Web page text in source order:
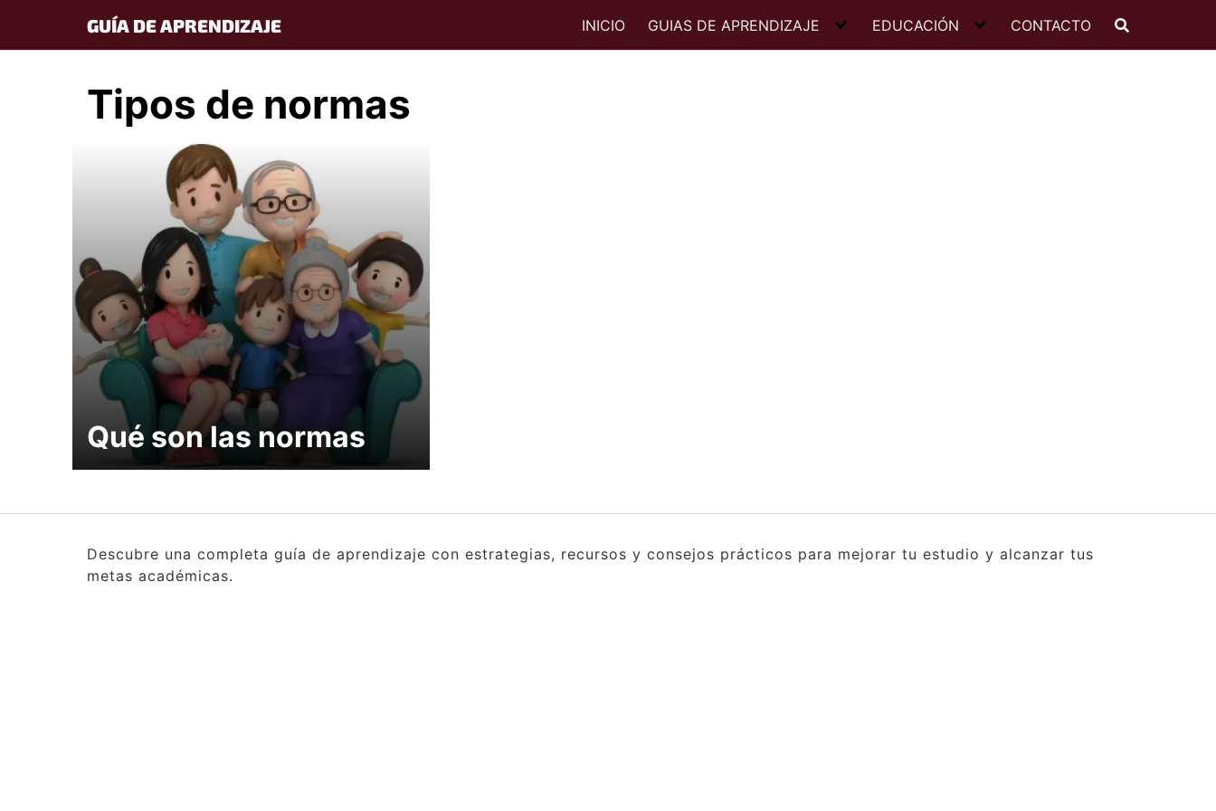
content
GUÍA DE APRENDIZAJE INICIO GUIAS DE APRENDIZAJE EDUCACIÓN CONTACTO
Tipos de normas
Qué son las normas
Descubre una completa guía de aprendizaje con estrategias, recursos y consejos prácticos para mejorar tu estudio y alcanzar tus
metas académicas.